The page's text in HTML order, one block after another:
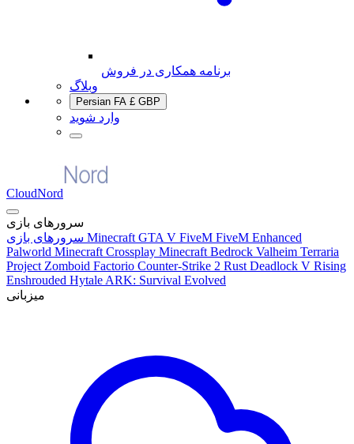
برنامه همکاری در فروش
وبلاگ
Persian FA £ GBP
وارد شوید
CloudNord
سرورهای بازی
Minecraft GTA V FiveM FiveM Enhanced
Palworld Minecraft Crossplay Minecraft Bedrock Valheim Terraria
Project Zomboid Factorio Counter-Strike 2 Rust Deadlock V Rising
Enshrouded Hytale ARK: Survival Evolved
میزبانی